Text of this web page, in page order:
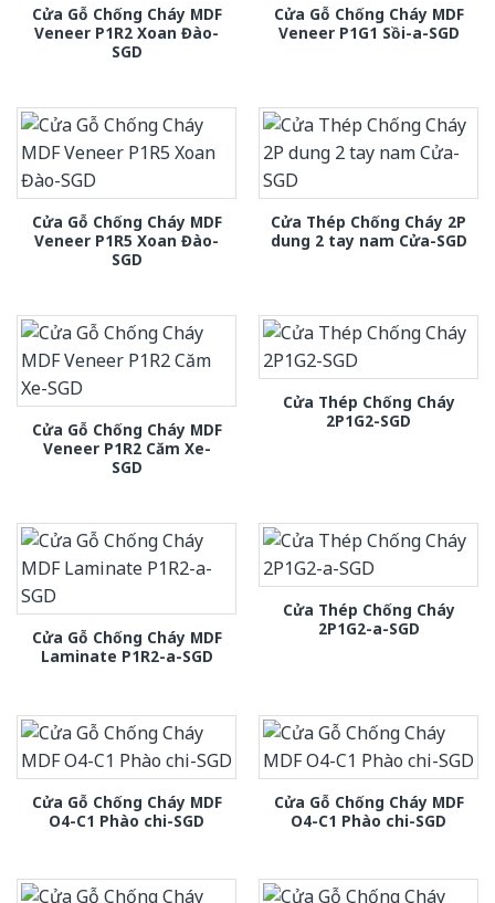
Cửa Gỗ Chống Cháy MDF
Veneer P1R2 Xoan Đào-
SGD
Cửa Gỗ Chống Cháy MDF
Veneer P1G1 Sồi-a-SGD
Cửa Gỗ Chống Cháy MDF
Veneer P1R5 Xoan Đào-
SGD
Cửa Thép Chống Cháy 2P
dung 2 tay nam Cửa-SGD
Cửa Gỗ Chống Cháy MDF
Veneer P1R2 Căm Xe-
SGD
Cửa Thép Chống Cháy
2P1G2-SGD
Cửa Gỗ Chống Cháy MDF
Laminate P1R2-a-SGD
Cửa Thép Chống Cháy
2P1G2-a-SGD
Cửa Gỗ Chống Cháy MDF
O4-C1 Phào chi-SGD
Cửa Gỗ Chống Cháy MDF
O4-C1 Phào chi-SGD